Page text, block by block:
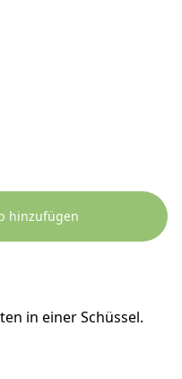
hinzufügen
in einer Schüssel.